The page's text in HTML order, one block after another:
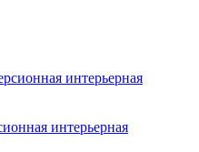
интерьерная